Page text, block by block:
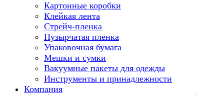
Картонные коробки
Клейкая лента
Стрейч-пленка
Пузырчатая пленка
Упаковочная бумага
Мешки и сумки
Вакуумные пакеты для одежды
Инструменты и принадлежности
Компания